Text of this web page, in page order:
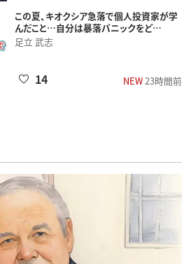
この夏、キオクシア急落で個人投資家が学
んだこと…自分は暴落パニックをど…
足立 武志
NEW23時間前
14